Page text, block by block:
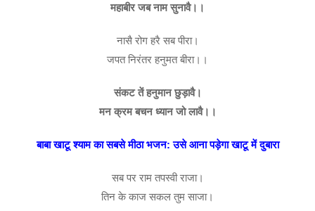
महाबीर जब नाम सुनावै।।
नासै रोग हरै सब पीरा।
जपत निरंतर हनुमत बीरा।।
संकट तें हनुमान छुड़ावै।
मन क्रम बचन ध्यान जो लावै।।
बाबा खाटू श्याम का सबसे मीठा भजन: उसे आना पड़ेगा खाटू में दुबारा
सब पर राम तपस्वी राजा।
तिन के काज सकल तुम साजा।